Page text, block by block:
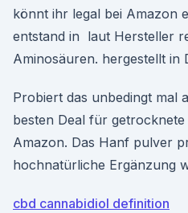
könnt ihr legal bei Amazon
entstand in laut Hersteller
Aminosäuren. hergestellt in
Probiert das unbedingt mal
besten Deal für
Amazon. Das Hanf pulver
hochnatürliche Ergänzung
cbd cannabidiol definition